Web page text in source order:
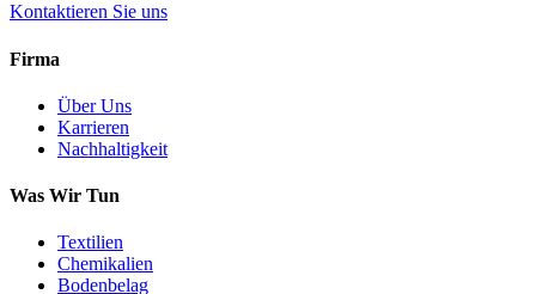
Kontaktieren Sie uns
Firma
Über Uns
Karrieren
Nachhaltigkeit
Was Wir Tun
Textilien
Chemikalien
Bodenbelag